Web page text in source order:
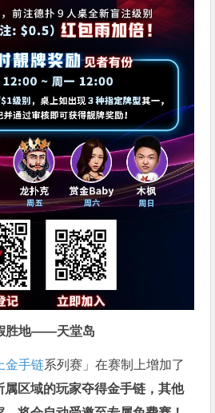
胜地——天堂岛
金手链系列赛」在赛制上增加了
属区域的玩家夺得金手链，其他